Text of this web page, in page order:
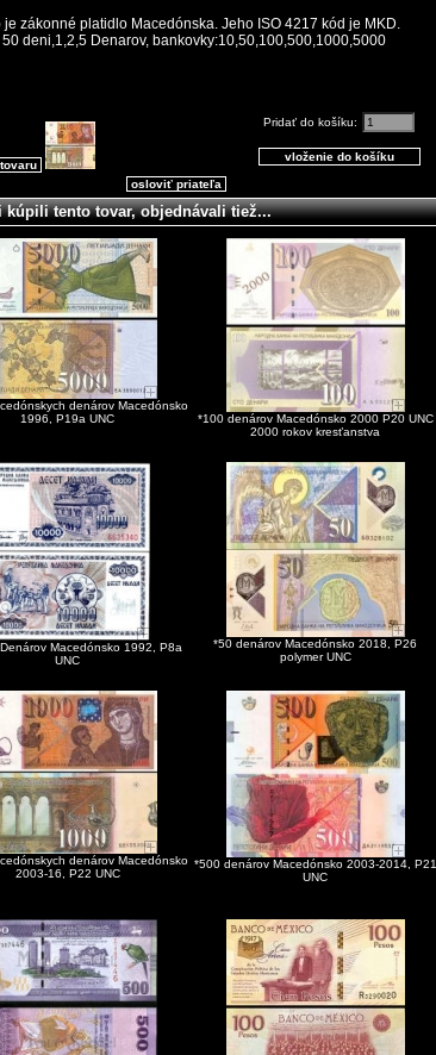
zákonné platidlo Macedónska. Jeho ISO 4217 kód je MKD.
deni,1,2,5 Denarov, bankovky:10,50,100,500,1000,5000
Pridať do košíku:
osloviť priateľa
kúpili tento tovar, objednávali tiež...
denárov Macedónsko
1996, P19a UNC
*100 denárov Macedónsko 2000 P20 UNC
2000 rokov kresťanstva
Macedónsko 1992, P8a
UNC
*50 denárov Macedónsko 2018, P26
polymer UNC
denárov Macedónsko
2003-16, P22 UNC
*500 denárov Macedónsko 2003-2014, P21
UNC